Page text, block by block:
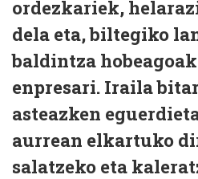
ordezkariek,
dela eta, biltegiko
baldintza
enpresari. Iraila
asteazken
aurrean elkartuko
salatzeko eta